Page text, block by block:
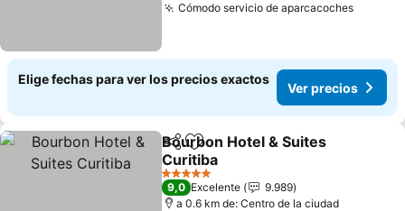
Cómodo servicio de aparcacoches
Elige fechas para ver los precios exactos
Ver precios
CompartirAgregar a favoritos
Bourbon Hotel & Suites
Curitiba
5 Estrellas
9,0 Excelente
9.989
a 0.6 km de: Centro de la ciudad